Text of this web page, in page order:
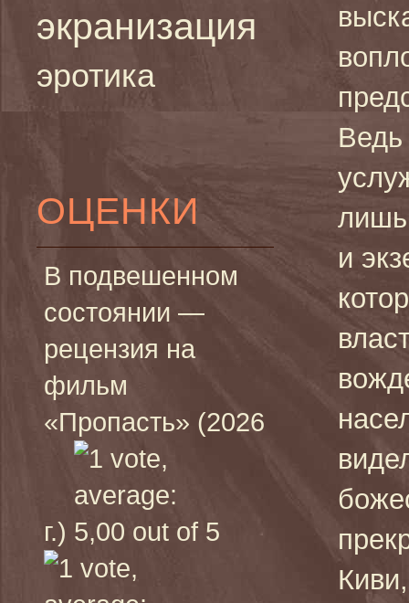
экранизация
эротика
ОЦЕНКИ
В подвешенном
состоянии —
рецензия на
фильм
«Пропасть» (2026
г.)
и